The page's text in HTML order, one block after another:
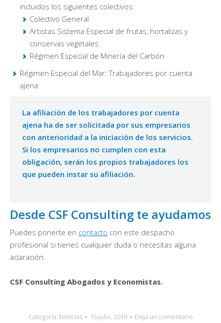
incluidos los siguientes colectivos:
Colectivo General
Artistas Sistema Especial de frutas, hortalizas y
conservas vegetales
Régimen Especial de Minería del Carbón
Régimen Especial del Mar: Trabajadores por cuenta
ajena.
La afiliación de los trabajadores por cuenta
ajena ha de ser solicitada por sus empresarios
con anterioridad a la iniciación de los servicios.
Si los empresarios no cumplen con esta
obligación, serán los propios trabajadores los
que pueden instar su afiliación.
Desde CSF Consulting te ayudamos
Puedes ponerte en contacto con este despacho
profesional si tienes cualquier duda o necesitas alguna
aclaración.
CSF Consulting Abogados y Economistas.
Categoría: Noticias 16 julio, 2019 Deja un comentario